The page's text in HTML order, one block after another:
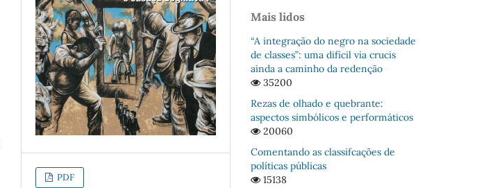
PDF
Mais lidos
“A integração do negro na sociedade
de classes”: uma difícil via crucis
ainda a caminho da redenção
35200
Rezas de olhado e quebrante:
aspectos simbólicos e performáticos
20060
Comentando as classifcações de
políticas públicas
15138